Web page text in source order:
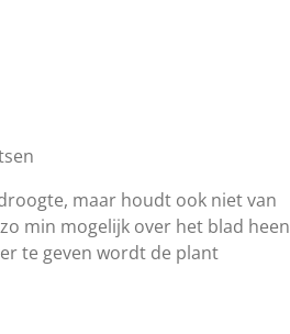
maar houdt ook niet van
min mogelijk over het blad heen
te geven wordt de plant